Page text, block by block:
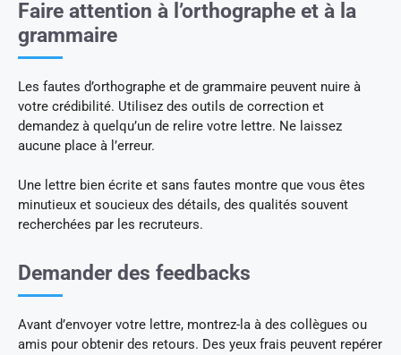
Faire attention à l’orthographe et à la
grammaire
Les fautes d’orthographe et de grammaire peuvent nuire à
votre crédibilité. Utilisez des outils de correction et
demandez à quelqu’un de relire votre lettre. Ne laissez
aucune place à l’erreur.
Une lettre bien écrite et sans fautes montre que vous êtes
minutieux et soucieux des détails, des qualités souvent
recherchées par les recruteurs.
Demander des feedbacks
Avant d’envoyer votre lettre, montrez-la à des collègues ou
amis pour obtenir des retours. Des yeux frais peuvent repérer